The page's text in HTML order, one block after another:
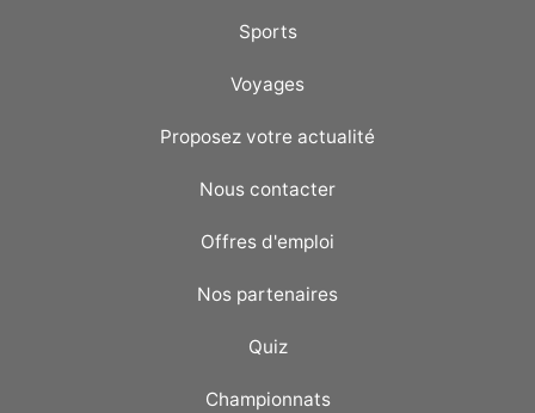
Sports
Voyages
Proposez votre actualité
Nous contacter
Offres d'emploi
Nos partenaires
Quiz
Championnats